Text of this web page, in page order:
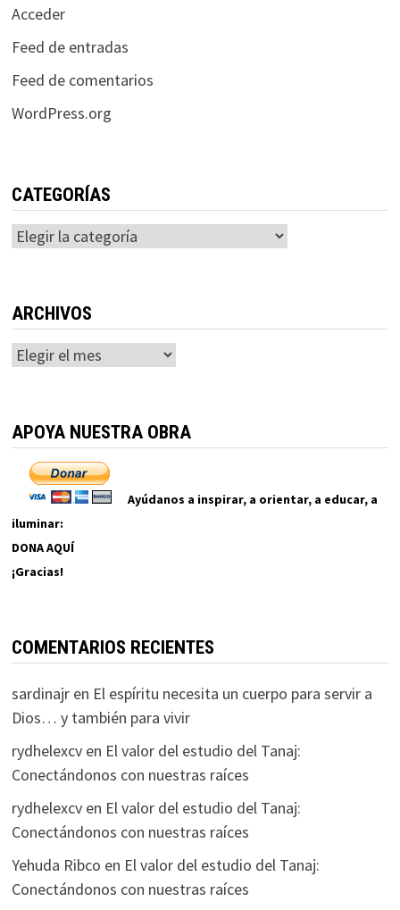
Acceder
Feed de entradas
Feed de comentarios
WordPress.org
CATEGORÍAS
Categorías
ARCHIVOS
Archivos
APOYA NUESTRA OBRA
Ayúdanos a inspirar, a orientar, a educar, a
iluminar:
DONA AQUÍ
¡Gracias!
COMENTARIOS RECIENTES
sardinajren El espíritu necesita un cuerpo para servir a
Dios… y también para vivir
rydhelexcven El valor del estudio del Tanaj:
Conectándonos con nuestras raíces
rydhelexcven El valor del estudio del Tanaj:
Conectándonos con nuestras raíces
Yehuda Ribco en El valor del estudio del Tanaj:
Conectándonos con nuestras raíces